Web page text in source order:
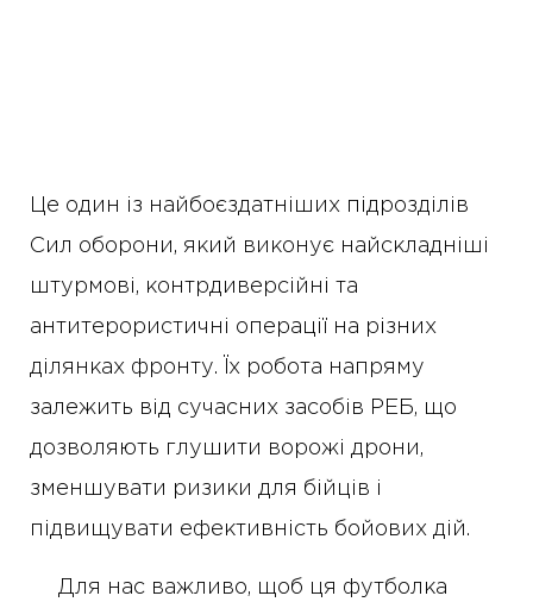
Це один із найбоєздатніших підрозділів
Сил оборони, який виконує найскладніші
штурмові, контрдиверсійні та
антитерористичні операції на різних
ділянках фронту. Їх робота напряму
залежить від сучасних засобів РЕБ, що
дозволяють глушити ворожі дрони,
зменшувати ризики для бійців і
підвищувати ефективність бойових дій.
Для нас важливо, щоб ця футболка